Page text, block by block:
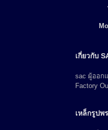
เกี่ยวกับ
sac ผู้ออก
Factory
เหล็กรูปพ